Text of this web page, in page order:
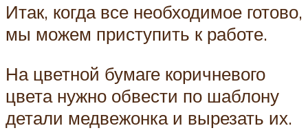
Итак, когда все необходимое готово,
мы можем приступить к работе.
На цветной бумаге коричневого
цвета нужно обвести по шаблону
детали медвежонка и вырезать их.